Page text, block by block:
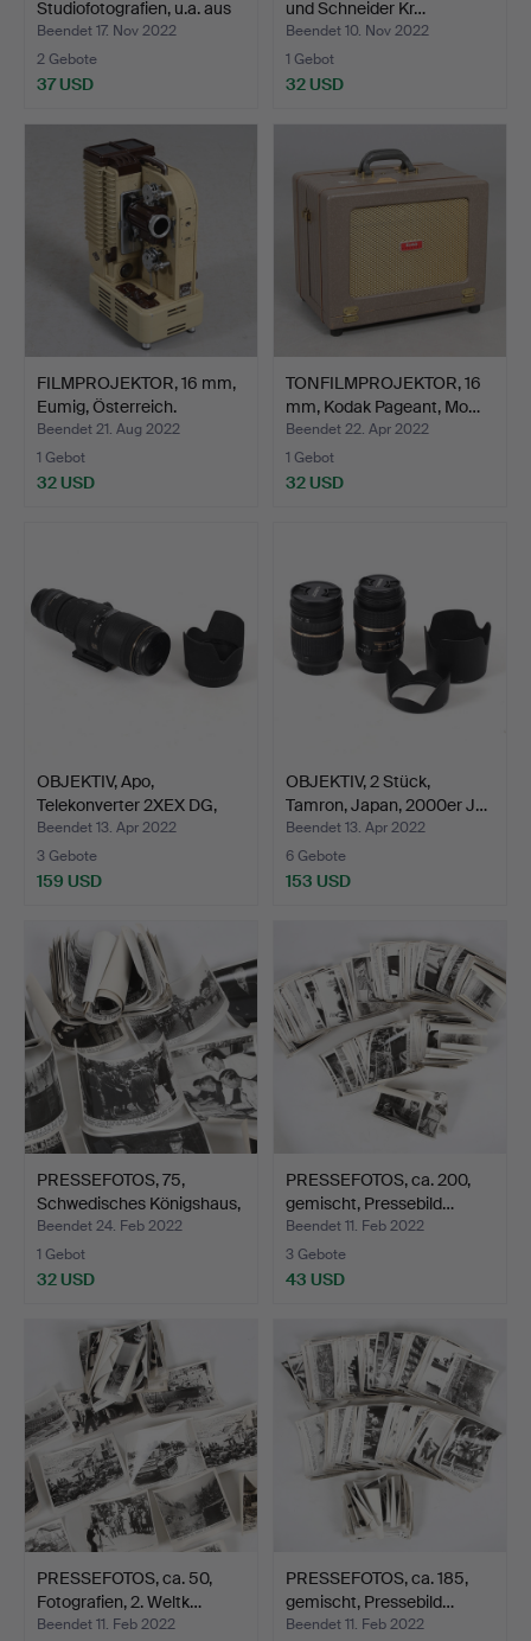
Studiofotografien, u.a. aus
Ame…
Beendet 17. Nov 2022
2 Gebote
37 USD
und Schneider Kr…
Beendet 10. Nov 2022
1 Gebot
32 USD
FILMPROJEKTOR, 16 mm,
Eumig, Österreich.
Beendet 21. Aug 2022
1 Gebot
32 USD
TONFILMPROJEKTOR, 16
mm, Kodak Pageant, Mo…
Beendet 22. Apr 2022
1 Gebot
32 USD
OBJEKTIV, Apo,
Telekonverter 2XEX DG,
Sigm…
Beendet 13. Apr 2022
3 Gebote
159 USD
OBJEKTIV, 2 Stück,
Tamron, Japan, 2000er J…
Beendet 13. Apr 2022
6 Gebote
153 USD
PRESSEFOTOS, 75,
Schwedisches Königshaus,
…
Beendet 24. Feb 2022
1 Gebot
32 USD
PRESSEFOTOS, ca. 200,
gemischt, Pressebild…
Beendet 11. Feb 2022
3 Gebote
43 USD
PRESSEFOTOS, ca. 50,
Fotografien, 2. Weltk…
Beendet 11. Feb 2022
PRESSEFOTOS, ca. 185,
gemischt, Pressebild…
Beendet 11. Feb 2022